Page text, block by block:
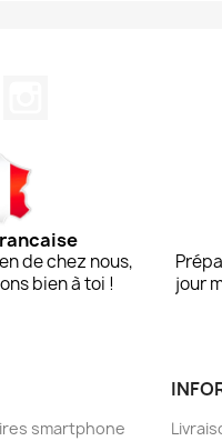
de chez nous,
bien à toi !
jour
smartphone